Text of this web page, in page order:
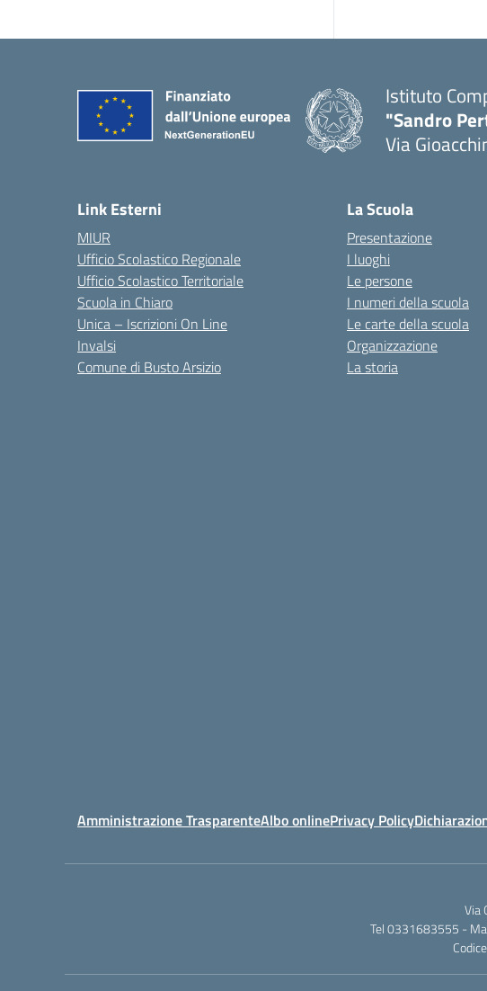
Istituto
"Sandro
Via
Link Esterni
MIUR
Ufficio Scolastico Regionale
Ufficio Scolastico Territoriale
Scuola in Chiaro
Unica – Iscrizioni On Line
Invalsi
Comune di Busto Arsizio
La Scuola
Presentazione
I luoghi
Le persone
I numeri della scuola
Le carte della scuola
Organizzazione
La storia
Amministrazione TrasparenteAlbo onlinePrivacy Policy
Via
Tel 0331683555 -